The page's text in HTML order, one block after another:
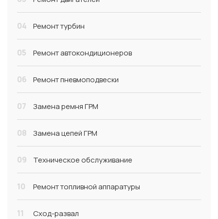
04 Ремонт турбин
05 Ремонт автокондиционеров
06 Ремонт пневмоподвески
07 Замена ремня ГРМ
08 Замена цепей ГРМ
09 Техническое обслуживание
10 Ремонт топливной аппаратуры
11 Сход-развал